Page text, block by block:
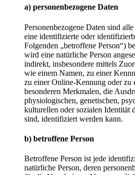
a) personenbezogene Daten
Personenbezogene Daten sind
eine identifizierte oder
Folgenden „betroffene Person“)
wird eine natürliche Person
indirekt, insbesondere mittels
wie einem Namen, zu einer
zu einer Online-Kennung oder zu
besonderen Merkmalen, die
physiologischen, genetischen,
kulturellen oder sozialen Identität
sind, identifiziert werden kann.
b) betroffene Person
Betroffene Person ist jede
natürliche Person, deren